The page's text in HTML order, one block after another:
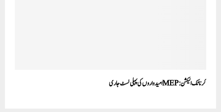
کرناٹک الیکشن: MEPامیدواروں کی پہلی لسٹ جاری